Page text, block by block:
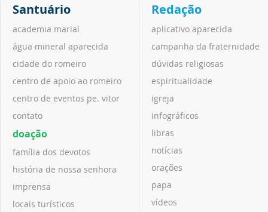
Santuário
academia marial
água mineral aparecida
cidade do romeiro
centro de apoio ao romeiro
centro de eventos pe. vitor
contato
doação
família dos devotos
história de nossa senhora
imprensa
locais turísticos
Redação
aplicativo aparecida
campanha da fraternidade
dúvidas religiosas
espiritualidade
igreja
infográficos
libras
notícias
orações
papa
vídeos